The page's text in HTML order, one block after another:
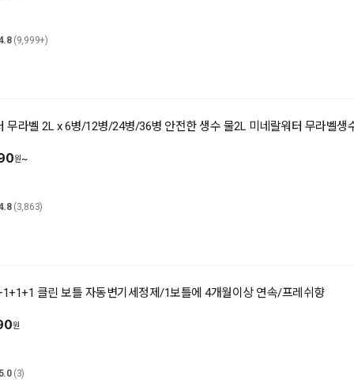
(9,999+)
무라벨 2L x 6병/12병/24병/36병 안전한 생수 물2L 미네랄워터 무라벨생
~
(3,863)
클린 보틀 자동변기세정제/1보틀에 4개월이상 연속/프레쉬향
(3)